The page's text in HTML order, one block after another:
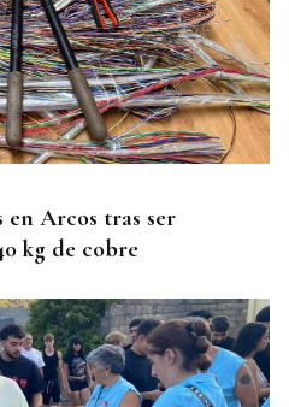
en Arcos tras ser
kg de cobre